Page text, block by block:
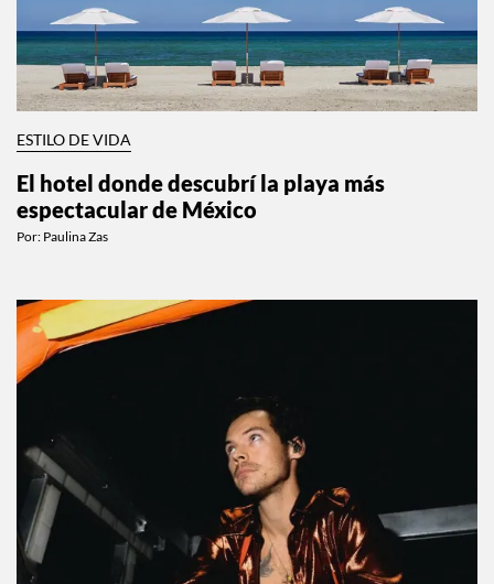
ESTILO DE VIDA
El hotel donde descubrí la playa más
espectacular de México
Por: Paulina Zas